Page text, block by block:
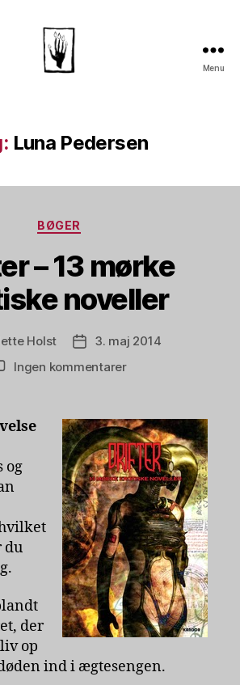
Menu
Luna Pedersen
Kategorier
BØGER
– 13 mørke
noveller
Holst Indlægsdato
3. maj 2014
Ingen kommentarertil
13
mørke
erotiske
noveller
og
du
der
op
ind i ægtesengen.